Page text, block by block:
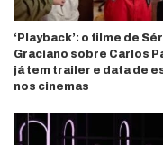
‘Playback’: o filme de
Graciano sobre Carlos
já tem trailer e data de
nos cinemas